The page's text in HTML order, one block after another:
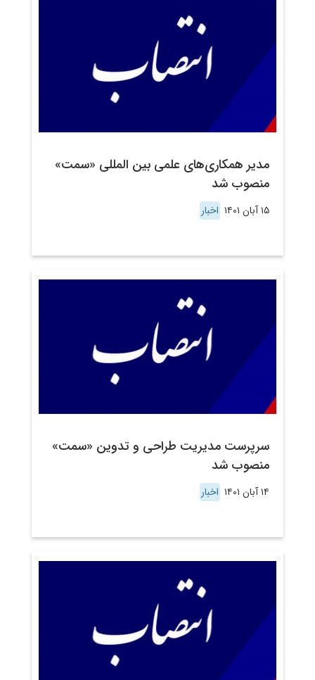
مدیر همکاری‌های علمی بین المللی «سمت»
منصوب شد
۱۵ آبان ۱۴۰۱ اخبار
سرپرست مدیریت طراحی و تدوین «سمت»
منصوب شد
۱۴ آبان ۱۴۰۱ اخبار